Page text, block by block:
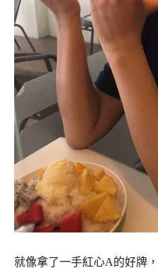
就像拿了一手紅心A的好牌，